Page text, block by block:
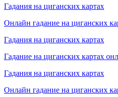
Гадания на циганских картах
Онлайн гадание на циганских
Гадания на циганских картах
Гадание на циганских картах
Гадания на циганских картах
Онлайн гадание на циганских